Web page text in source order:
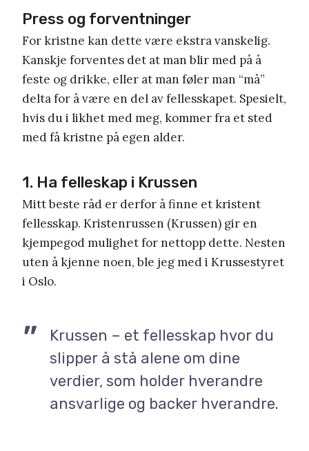
Press og forventninger
For kristne kan dette være ekstra vanskelig.
Kanskje forventes det at man blir med på å
feste og drikke, eller at man føler man “må”
delta for å være en del av fellesskapet. Spesielt,
hvis du i likhet med meg, kommer fra et sted
med få kristne på egen alder.
1. Ha felleskap i Krussen
Mitt beste råd er derfor å finne et kristent
fellesskap. Kristenrussen (Krussen) gir en
kjempegod mulighet for nettopp dette. Nesten
uten å kjenne noen, ble jeg med i Krussestyret
i Oslo.
Krussen – et fellesskap hvor du
slipper å stå alene om dine
verdier, som holder hverandre
ansvarlige og backer hverandre.